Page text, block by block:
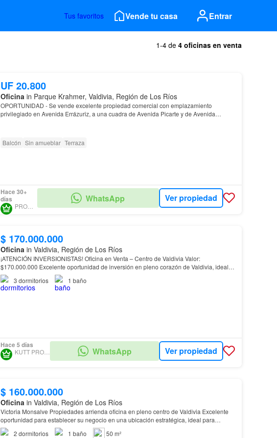
Tus favoritos Vende tu casa Entrar
1-4 de 4 oficinas en venta
UF 20.800
Oficinain Parque Krahmer, Valdivia, Región de Los Ríos
OPORTUNIDAD - Se vende excelente propiedad comercial con emplazamiento
privilegiado en Avenida Errázuriz, a una cuadra de Avenida Picarte y de Avenida
Balcón Sin amueblar Terraza
Hace 30+
días
PROURBE
WhatsApp Ver propiedad
$ 170.000.000
Oficina in Valdivia, Región de Los Ríos
¡ATENCIÓN INVERSIONISTAS! Oficina en Venta – Centro de Valdivia Valor:
$170.000.000 Excelente oportunidad de inversión en pleno corazón de Valdivia, ideal
para consultas profesionales, empresas o renta comercial. Característi…
3 dormitorios 1 baño
Hace 5 días
KUTT PROPERTY WhatsApp Ver propiedad
$ 160.000.000
Oficina in Valdivia, Región de Los Ríos
Victoria Monsalve Propiedades arrienda oficina en pleno centro de Valdivia Excelente
oportunidad para establecer su negocio en una ubicación estratégica, ideal para
atención de público…
2 dormitorios 1 baño 50 m²